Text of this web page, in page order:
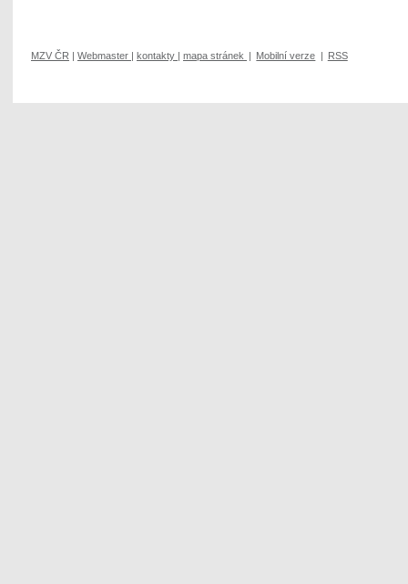
MZV ČR | Webmaster | kontakty | mapa stránek | Mobilní verze | RSS